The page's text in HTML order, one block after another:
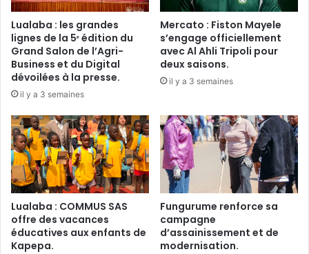
Lualaba : les grandes
lignes de la 5ᵉ édition du
Grand Salon de l’Agri-
Business et du Digital
dévoilées à la presse.
il y a 3 semaines
Mercato : Fiston Mayele
s’engage officiellement
avec Al Ahli Tripoli pour
deux saisons.
il y a 3 semaines
Lualaba : COMMUS SAS
offre des vacances
éducatives aux enfants de
Kapepa.
Fungurume renforce sa
campagne
d’assainissement et de
modernisation.